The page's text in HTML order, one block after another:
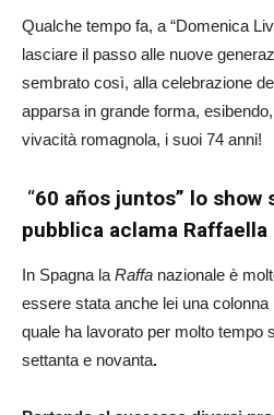
Qualche tempo fa, a “Domenica
lasciare il passo alle nuove
sembrato così, alla celebrazione
apparsa in grande forma,
vivacità romagnola, i suoi 74 anni!
“60 años juntos” lo show
pubblica aclama Raffaella
In Spagna la Raffa nazionale è
essere stata anche lei una colonna
quale ha lavorato per molto tempo
settanta e novanta.